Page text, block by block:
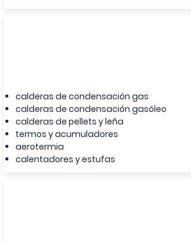
calderas de condensación gas
calderas de condensación gasóleo
calderas de pellets y leña
termos y acumuladores
aerotermia
calentadores y estufas